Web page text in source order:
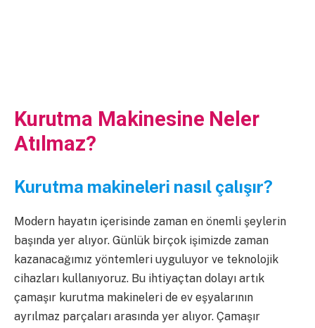
Kurutma Makinesine Neler
Atılmaz?
Kurutma makineleri nasıl çalışır?
Modern hayatın içerisinde zaman en önemli şeylerin
başında yer alıyor. Günlük birçok işimizde zaman
kazanacağımız yöntemleri uyguluyor ve teknolojik
cihazları kullanıyoruz. Bu ihtiyaçtan dolayı artık
çamaşır kurutma makineleri de ev eşyalarının
ayrılmaz parçaları arasında yer alıyor. Çamaşır